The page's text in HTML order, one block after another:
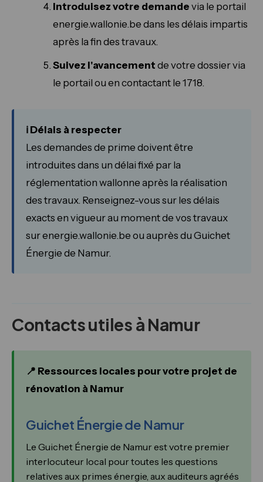
Introduisez votre demande via le portail
energie.wallonie.be dans les délais impartis
après la fin des travaux.
Suivez l'avancement de votre dossier via
le portail ou en contactant le 1718.
ℹ️ Délais à respecter
Les demandes de prime doivent être
introduites dans un délai fixé par la
réglementation wallonne après la réalisation
des travaux. Renseignez-vous sur les délais
exacts en vigueur au moment de vos travaux
sur energie.wallonie.be ou auprès du Guichet
Énergie de Namur.
Contacts utiles à Namur
📍 Ressources locales pour votre projet de
rénovation à Namur
Guichet Énergie de Namur
Le Guichet Énergie de Namur est votre premier
interlocuteur local pour toutes les questions
relatives aux primes énergie, aux auditeurs agréés